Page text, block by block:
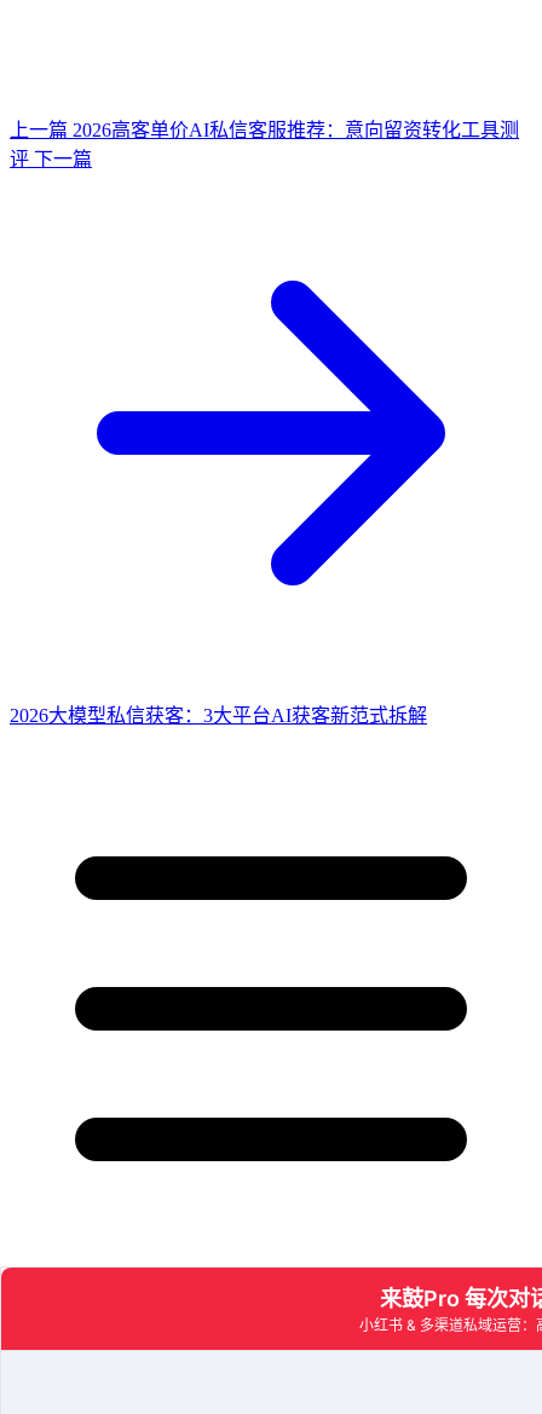
上一篇 2026高客单价AI私信客服推荐：意向留资转化工具测
评 下一篇
2026大模型私信获客：3大平台AI获客新范式拆解